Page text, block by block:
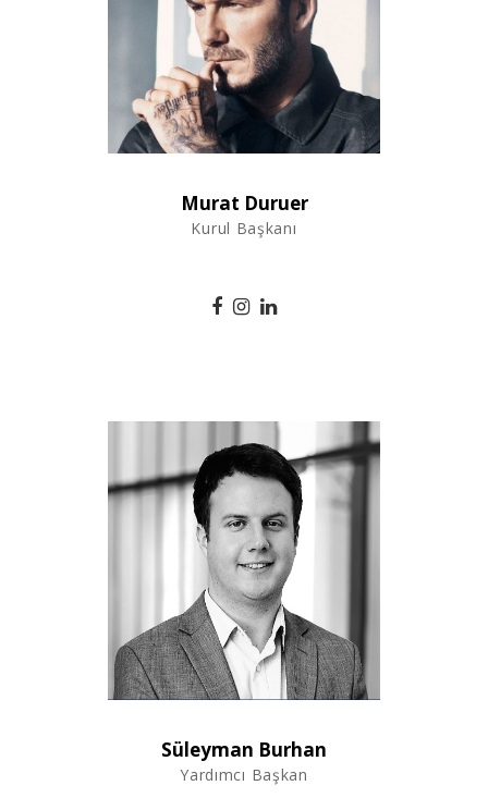
Murat Duruer
Kurul Başkanı
Süleyman Burhan
Yardımcı Başkan